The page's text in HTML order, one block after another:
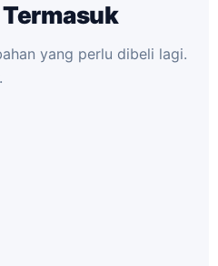
yang perlu dibeli lagi.